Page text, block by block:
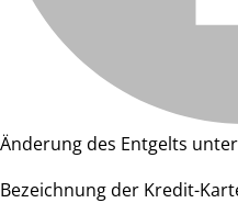
Änderung des Entgelts
Bezeichnung der Kredit-